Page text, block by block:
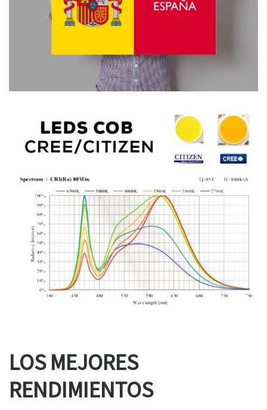
LOS MEJORES
RENDIMIENTOS